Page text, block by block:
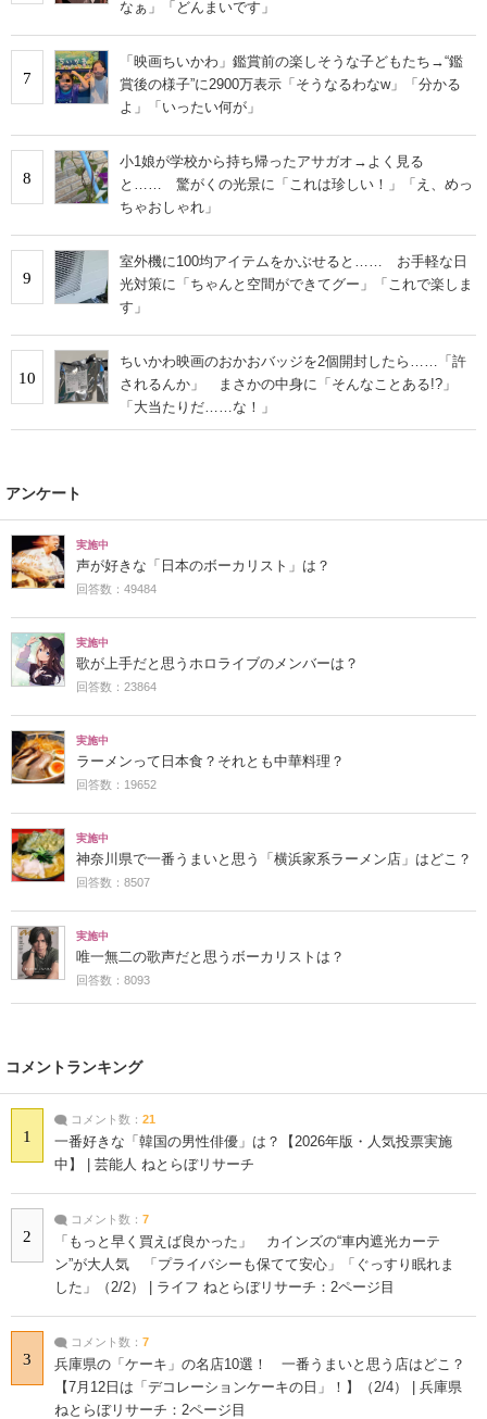
なぁ」「どんまいです」
7
「映画ちいかわ」鑑賞前の楽しそうな子どもたち→“鑑
賞後の様子”に2900万表示「そうなるわなw」「分かる
よ」「いったい何が」
8
小1娘が学校から持ち帰ったアサガオ→よく見る
と…… 驚がくの光景に「これは珍しい！」「え、めっ
ちゃおしゃれ」
9
室外機に100均アイテムをかぶせると…… お手軽な日
光対策に「ちゃんと空間ができてグー」「これで楽しま
す」
10
ちいかわ映画のおかおバッジを2個開封したら……「許
されるんか」 まさかの中身に「そんなことある!?」
「大当たりだ……な！」
アンケート
実施中
声が好きな「日本のボーカリスト」は？
回答数：49484
実施中
歌が上手だと思うホロライブのメンバーは？
回答数：23864
実施中
ラーメンって日本食？それとも中華料理？
回答数：19652
実施中
神奈川県で一番うまいと思う「横浜家系ラーメン店」はどこ？
回答数：8507
実施中
唯一無二の歌声だと思うボーカリストは？
回答数：8093
コメントランキング
1
コメント数： 21
一番好きな「韓国の男性俳優」は？【2026年版・人気投票実施
中】 | 芸能人 ねとらぼリサーチ
2
コメント数： 7
「もっと早く買えば良かった」 カインズの“車内遮光カーテ
ン”が大人気 「プライバシーも保てて安心」「ぐっすり眠れま
した」（2/2） | ライフ ねとらぼリサーチ：2ページ目
3
コメント数： 7
兵庫県の「ケーキ」の名店10選！ 一番うまいと思う店はどこ？
【7月12日は「デコレーションケーキの日」！】（2/4） | 兵庫県
ねとらぼリサーチ：2ページ目